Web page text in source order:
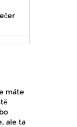
máte
ale ta